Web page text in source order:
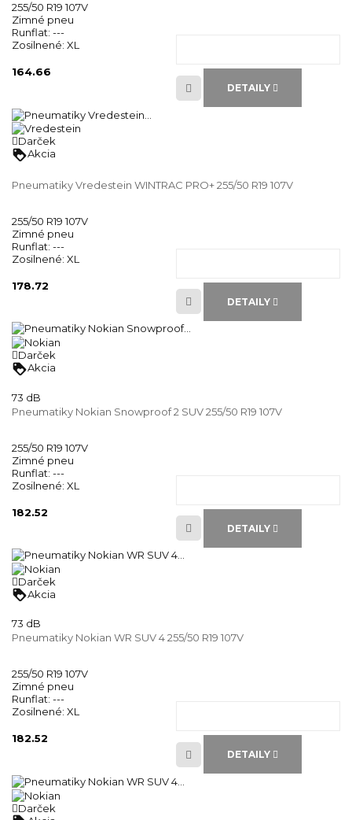
255/50 R19 107V
Zimné pneu
Runflat: ---
Zosilnené: XL
164.66
DETAILY
Darček
loyaltyAkcia
Pneumatiky Vredestein WINTRAC PRO+ 255/50 R19 107V
255/50 R19 107V
Zimné pneu
Runflat: ---
Zosilnené: XL
178.72
DETAILY
Darček
loyaltyAkcia
73 dB
Pneumatiky Nokian Snowproof 2 SUV 255/50 R19 107V
255/50 R19 107V
Zimné pneu
Runflat: ---
Zosilnené: XL
182.52
DETAILY
Darček
loyaltyAkcia
73 dB
Pneumatiky Nokian WR SUV 4 255/50 R19 107V
255/50 R19 107V
Zimné pneu
Runflat: ---
Zosilnené: XL
182.52
DETAILY
Darček